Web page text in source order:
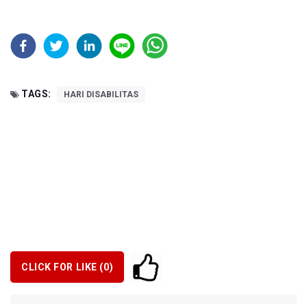
TAGS: HARI DISABILITAS
CLICK FOR LIKE (0)